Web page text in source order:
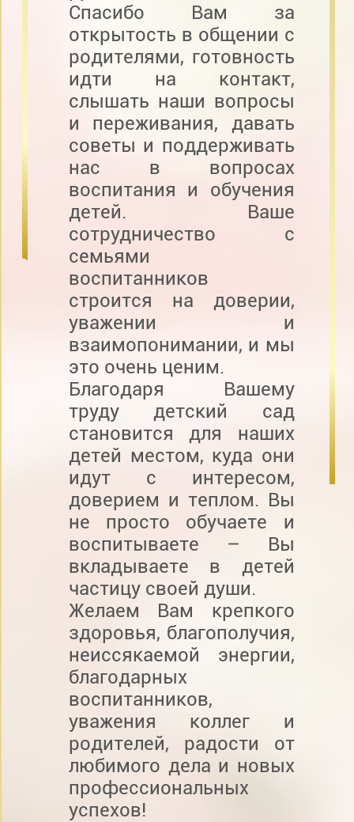
Спасибо Вам за
открытость в общении с
родителями, готовность
идти на контакт,
слышать наши вопросы
и переживания, давать
советы и поддерживать
нас в вопросах
воспитания и обучения
детей. Ваше
сотрудничество с
семьями
воспитанников
строится на доверии,
уважении и
взаимопонимании, и мы
это очень ценим.
Благодаря Вашему
труду детский сад
становится для наших
детей местом, куда они
идут с интересом,
доверием и теплом. Вы
не просто обучаете и
воспитываете – Вы
вкладываете в детей
частицу своей души.
Желаем Вам крепкого
здоровья, благополучия,
неиссякаемой энергии,
благодарных
воспитанников,
уважения коллег и
родителей, радости от
любимого дела и новых
профессиональных
успехов!